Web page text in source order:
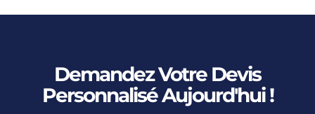
Demandez Votre Devis
Personnalisé Aujourd'hui !